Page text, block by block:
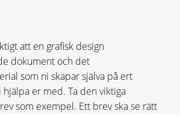
att en grafisk design
dokument och det
som ni skapar själva på ert
hjälpa er med. Ta den viktiga
som exempel. Ett brev ska se rätt